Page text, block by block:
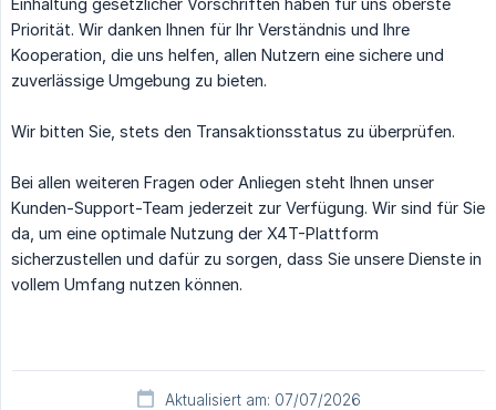
Priorität. Wir danken Ihnen für Ihr Verständnis und Ihre
Kooperation, die uns helfen, allen Nutzern eine sichere und
zuverlässige Umgebung zu bieten.
Wir bitten Sie, stets den Transaktionsstatus zu überprüfen.
Bei allen weiteren Fragen oder Anliegen steht Ihnen unser
Kunden-Support-Team jederzeit zur Verfügung. Wir sind für Sie
da, um eine optimale Nutzung der X4T-Plattform
sicherzustellen und dafür zu sorgen, dass Sie unsere Dienste in
vollem Umfang nutzen können.
Aktualisiert am: 07/07/2026